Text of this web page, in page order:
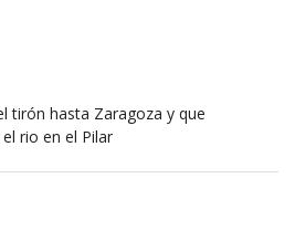
tirón hasta Zaragoza y que
rio en el Pilar